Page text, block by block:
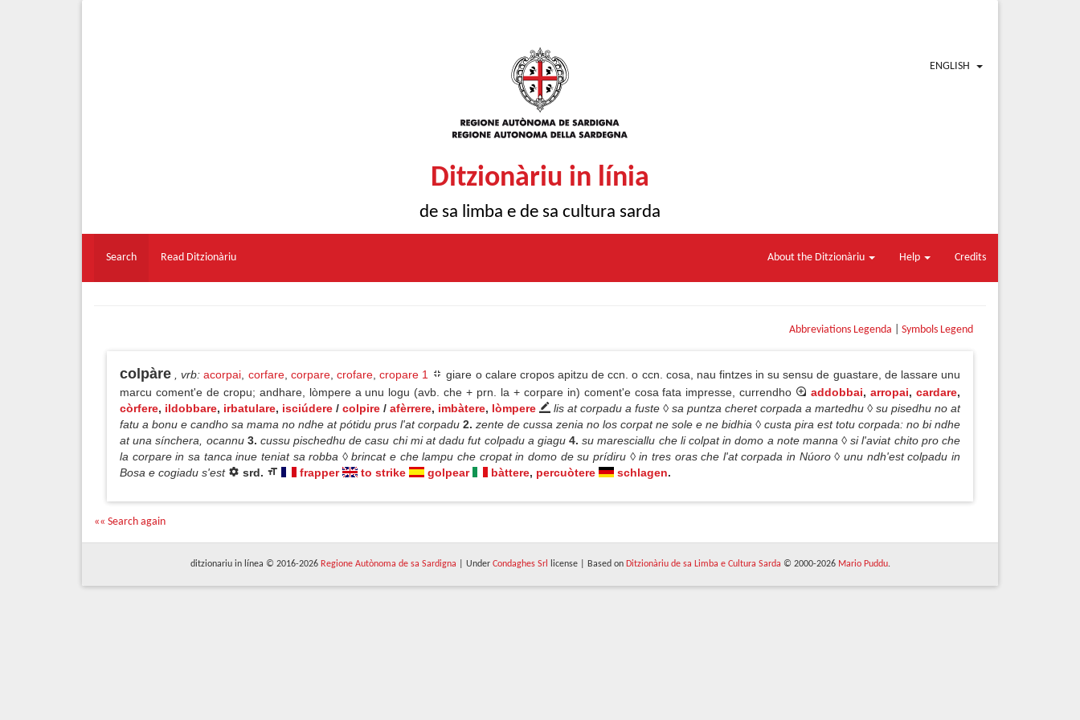
ENGLISH
Ditzionàriu in línia
de sa limba e de sa cultura sarda
Search Read Ditzionàriu About the Ditzionàriu Help Credits
Abbreviations Legenda Symbols Legend
colpàre , vrb: acorpai corfare, corpare, crofare, cropare 1
giare o calare cropos apitzu de ccn. o ccn. cosa, nau fintzes in su sensu de guastare, de lassare unu
marcu coment'e de cropu; andhare, lòmpere a unu logu (avb. che + prn. la + corpare in) coment'e cosa fata impresse, currendho
addobbai,arropai,cardare,
còrfere, ildobbare, irbatulare, isciúdere / colpire / afèrrere, imbàtere, lòmpere
lis at corpadu a fuste ◊ sa puntza cheret corpada a martedhu ◊ su pisedhu no at
fatu a bonu e candho sa mama no ndhe at pótidu prus l'at corpadu 2. zente de cussa zenia no los corpat ne sole e ne bidhia ◊ custa pira est totu corpada: no bi ndhe
at una sínchera, ocannu 3. cussu pischedhu de casu chi mi at dadu fut colpadu a giagu4.su maresciallu che li colpat in domo a note manna ◊ si l'aviat chito pro che
la corpare in sa tanca inue teniat sa robba ◊ brincat e che lampu che cropat in domo de su prídiru ◊ in tres oras che l'at corpada in Núoro ◊ unu ndh'est colpadu in
Bosa e cogiadu s'est
srd. frapper to strike golpear bàttere, percuòtere schlagen.
«« Search again
ditzionariu in línea © 2016-2026 Regione Autònoma de sa Sardigna | Under Condaghes Srl license | Based on Ditzionàriu de sa Limba e Cultura Sarda © 2000-2026 Mario Puddu.